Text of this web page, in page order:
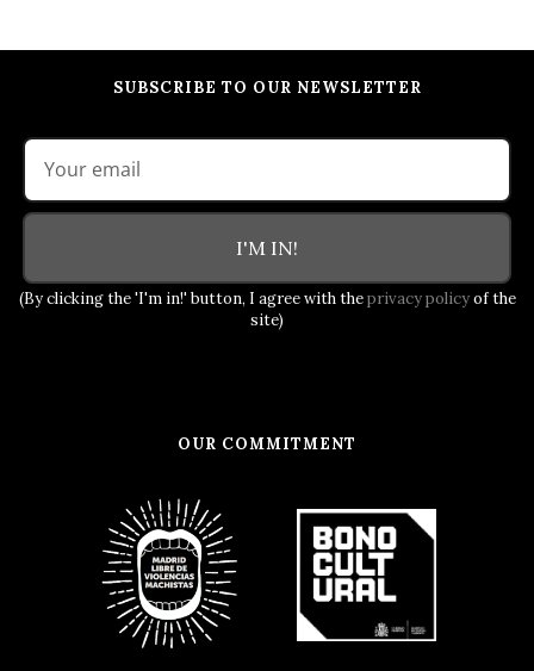
SUBSCRIBE TO OUR NEWSLETTER
I'M IN!
(By clicking the 'I'm in!' button, I agree with theprivacy policyof the
site)
OUR COMMITMENT